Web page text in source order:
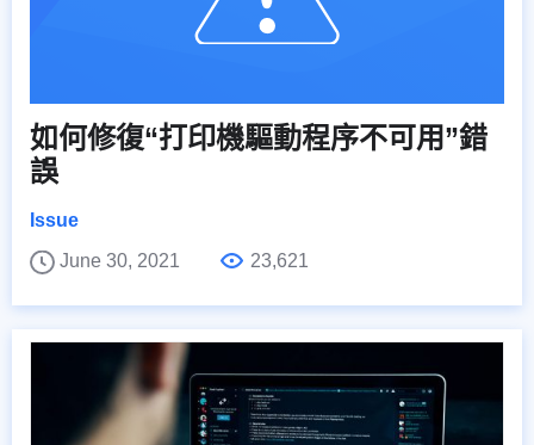
如何修復“打印機驅動程序不可用”錯
誤
Issue
June 30, 2021
23,621